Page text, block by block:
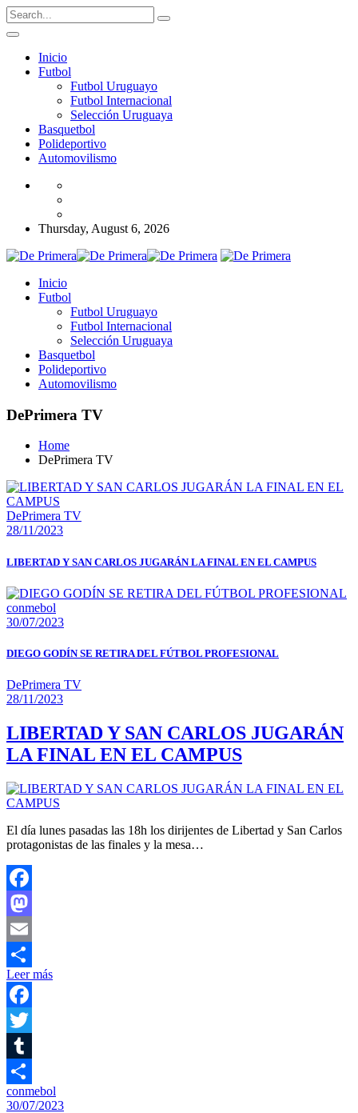
Inicio
Futbol
Futbol Uruguayo
Futbol Internacional
Selección Uruguaya
Basquetbol
Polideportivo
Automovilismo
Thursday, August 6, 2026
Inicio
Futbol
Futbol Uruguayo
Futbol Internacional
Selección Uruguaya
Basquetbol
Polideportivo
Automovilismo
DePrimera TV
Home
DePrimera TV
DePrimera TV
28/11/2023
LIBERTAD Y SAN CARLOS JUGARÁN LA FINAL EN EL CAMPUS
conmebol
30/07/2023
DIEGO GODÍN SE RETIRA DEL FÚTBOL PROFESIONAL
DePrimera TV
28/11/2023
LIBERTAD Y SAN CARLOS JUGARÁN
LA FINAL EN EL CAMPUS
El día lunes pasadas las 18h los dirijentes de Libertad y San Carlos
protagonistas de las finales y la mesa…
Facebook
Mastodon
Email
Compartir
Leer más
Facebook
Twitter
Tumblr
Compartir
conmebol
30/07/2023